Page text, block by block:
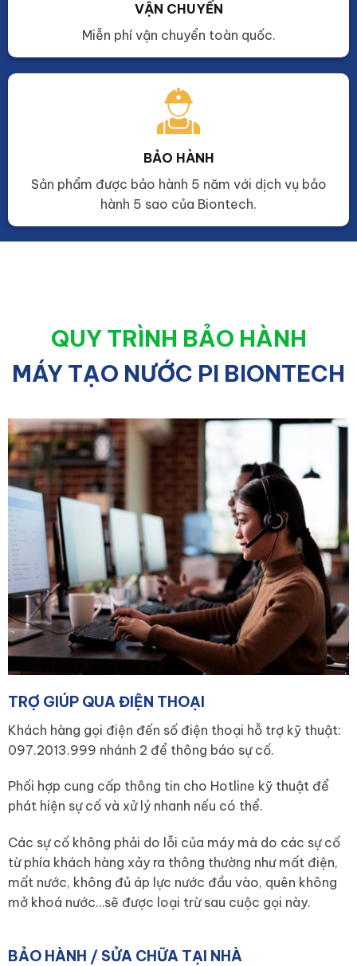
VẬN CHUYỂN
Miễn phí vận chuyển toàn quốc.
BẢO HÀNH
Sản phẩm được bảo hành 5 năm với dịch vụ bảo
hành 5 sao của Biontech.
QUY TRÌNH BẢO HÀNH
MÁY TẠO NƯỚC PI BIONTECH
TRỢ GIÚP QUA ĐIỆN THOẠI
Khách hàng gọi điện đến số điện thoại hỗ trợ kỹ thuật:
097.2013.999 nhánh 2 để thông báo sự cố.
Phối hợp cung cấp thông tin cho Hotline kỹ thuật để
phát hiện sự cố và xử lý nhanh nếu có thể.
Các sự cố không phải do lỗi của máy mà do các sự cố
từ phía khách hàng xảy ra thông thường như mất điện,
mất nước, không đủ áp lực nước đầu vào, quên không
mở khoá nước…sẽ được loại trừ sau cuộc gọi này.
BẢO HÀNH / SỬA CHỮA TẠI NHÀ